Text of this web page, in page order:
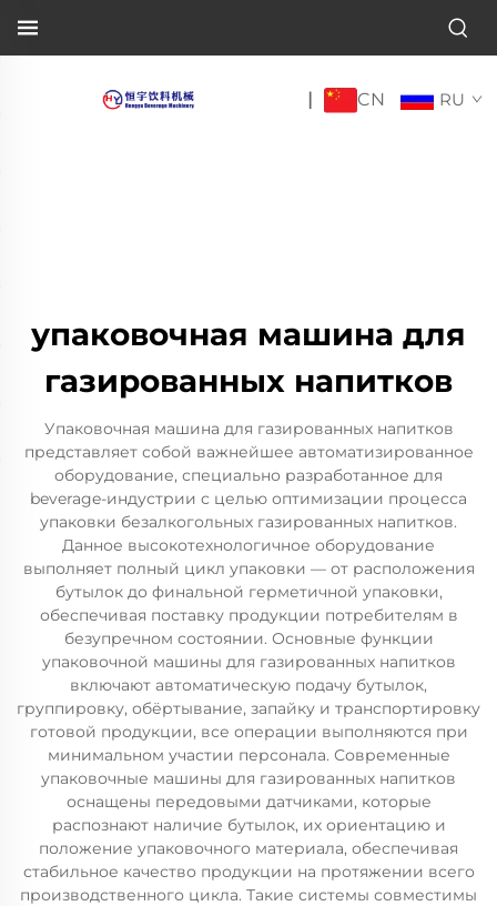
| CN RU
упаковочная машина для
газированных напитков
Упаковочная машина для газированных напитков
представляет собой важнейшее автоматизированное
оборудование, специально разработанное для
beverage-индустрии с целью оптимизации процесса
упаковки безалкогольных газированных напитков.
Данное высокотехнологичное оборудование
выполняет полный цикл упаковки — от расположения
бутылок до финальной герметичной упаковки,
обеспечивая поставку продукции потребителям в
безупречном состоянии. Основные функции
упаковочной машины для газированных напитков
включают автоматическую подачу бутылок,
группировку, обёртывание, запайку и транспортировку
готовой продукции, все операции выполняются при
минимальном участии персонала. Современные
упаковочные машины для газированных напитков
оснащены передовыми датчиками, которые
распознают наличие бутылок, их ориентацию и
положение упаковочного материала, обеспечивая
стабильное качество продукции на протяжении всего
производственного цикла. Такие системы совместимы